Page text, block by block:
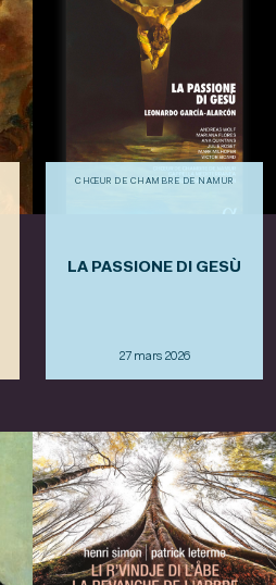
CHŒUR DE CHAMBRE DE NAMUR
LA PASSIONE DI GESÙ
27 mars 2026